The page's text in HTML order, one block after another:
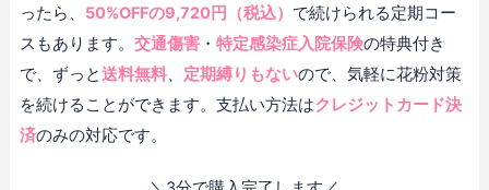
ったら、 50%OFFの9,720円（税込） で続けられる定期コー
スもあります。 交通傷害・ 特定感染症入院保険の特典付き
で、ずっと送料無料、 定期縛りもないので、気軽に花粉対策
を続けることができます。支払い方法はクレジットカード決
済のみの対応です。